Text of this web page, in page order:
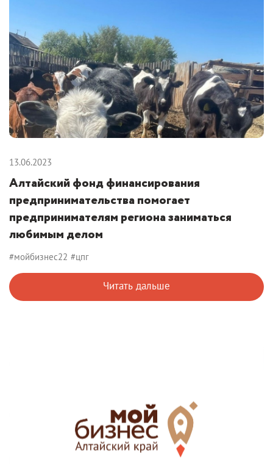
13.06.2023
Алтайский фонд финансирования
предпринимательства помогает
предпринимателям региона заниматься
любимым делом
#мойбизнес22 #цпг
Читать дальше